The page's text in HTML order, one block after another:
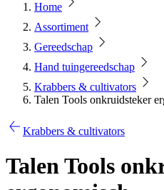
Home
Assortiment
Gereedschap
Hand tuingereedschap
Krabbers & cultivators
Talen Tools onkruidsteker
Krabbers & cultivators
Talen Tools